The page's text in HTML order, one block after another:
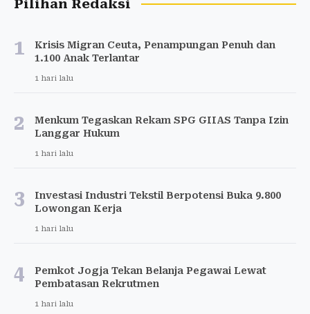
Pilihan Redaksi
1
Krisis Migran Ceuta, Penampungan Penuh dan
1.100 Anak Terlantar
1 hari lalu
2
Menkum Tegaskan Rekam SPG GIIAS Tanpa Izin
Langgar Hukum
1 hari lalu
3
Investasi Industri Tekstil Berpotensi Buka 9.800
Lowongan Kerja
1 hari lalu
4
Pemkot Jogja Tekan Belanja Pegawai Lewat
Pembatasan Rekrutmen
1 hari lalu